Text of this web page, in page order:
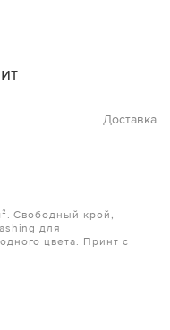
Доставка
Свободный крой,
для
цвета. Принт с